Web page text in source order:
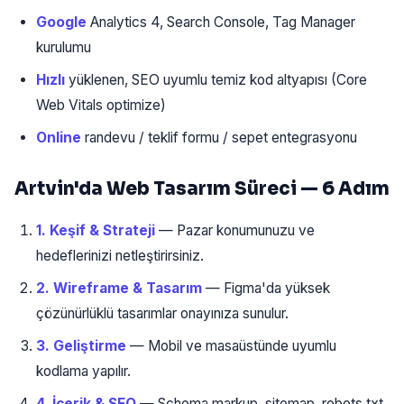
Google Analytics 4, Search Console, Tag Manager
kurulumu
Hızlı yüklenen, SEO uyumlu temiz kod altyapısı (Core
Web Vitals optimize)
Online randevu / teklif formu / sepet entegrasyonu
Artvin'da Web Tasarım Süreci — 6 Adım
1. Keşif & Strateji — Pazar konumunuzu ve
hedeflerinizi netleştirirsiniz.
2. Wireframe & Tasarım — Figma'da yüksek
çözünürlüklü tasarımlar onayınıza sunulur.
3. Geliştirme — Mobil ve masaüstünde uyumlu
kodlama yapılır.